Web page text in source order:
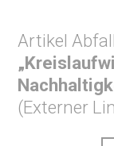
Artikel
(Externer